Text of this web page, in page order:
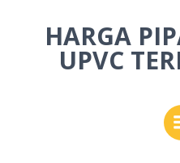
HARGA
UPVC